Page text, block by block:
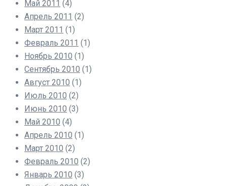
Май 2011 (4)
Апрель 2011 (2)
Март 2011 (1)
Февраль 2011 (1)
Ноябрь 2010 (1)
Сентябрь 2010 (1)
Август 2010 (1)
Июль 2010 (2)
Июнь 2010 (3)
Май 2010 (4)
Апрель 2010 (1)
Март 2010 (2)
Февраль 2010 (2)
Январь 2010 (3)